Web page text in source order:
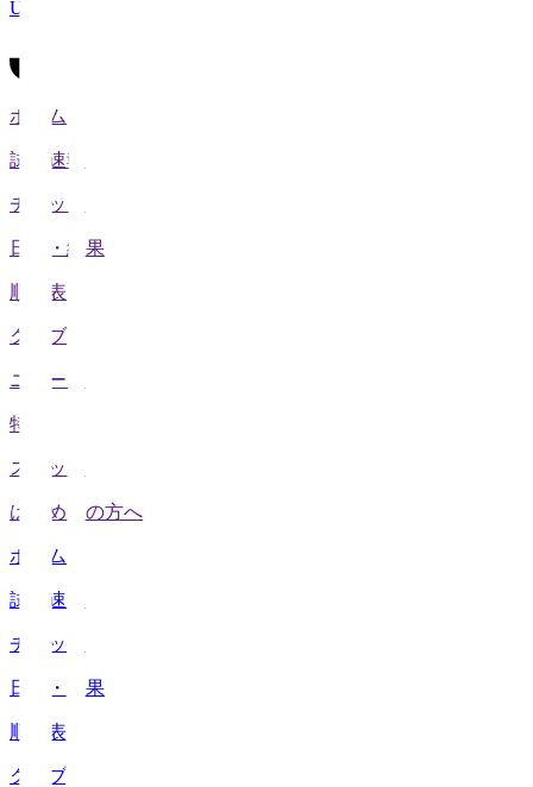
U-21
ホーム
試合速報
チケット
日程・結果
順位表
クラブ
ニュース
特集
スタッツ
はじめての方へ
ホーム
試合速報
チケット
日程・結果
順位表
クラブ